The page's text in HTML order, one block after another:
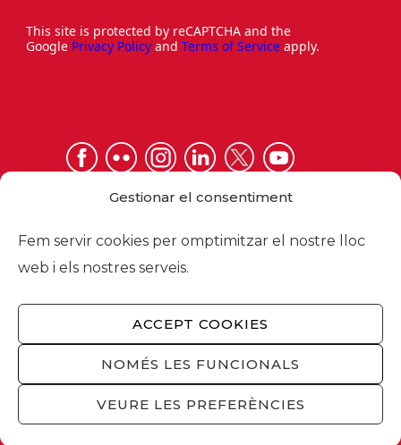
Gestionar el consentiment
Fem servir cookies per omptimitzar el nostre lloc
web i els nostres serveis.
ACCEPT COOKIES
NOMÉS LES FUNCIONALS
VEURE LES PREFERÈNCIES
This site is protected by reCAPTCHA and the
Google Privacy Policy and Terms of Service apply.
Via Laietana 32, 08003 Barcelona
Tel. 93 484 12 00
foment@foment.com